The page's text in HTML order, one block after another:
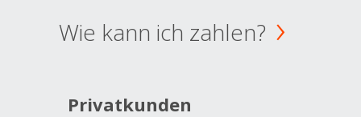
Wie kann ich zahlen?
Privatkunden